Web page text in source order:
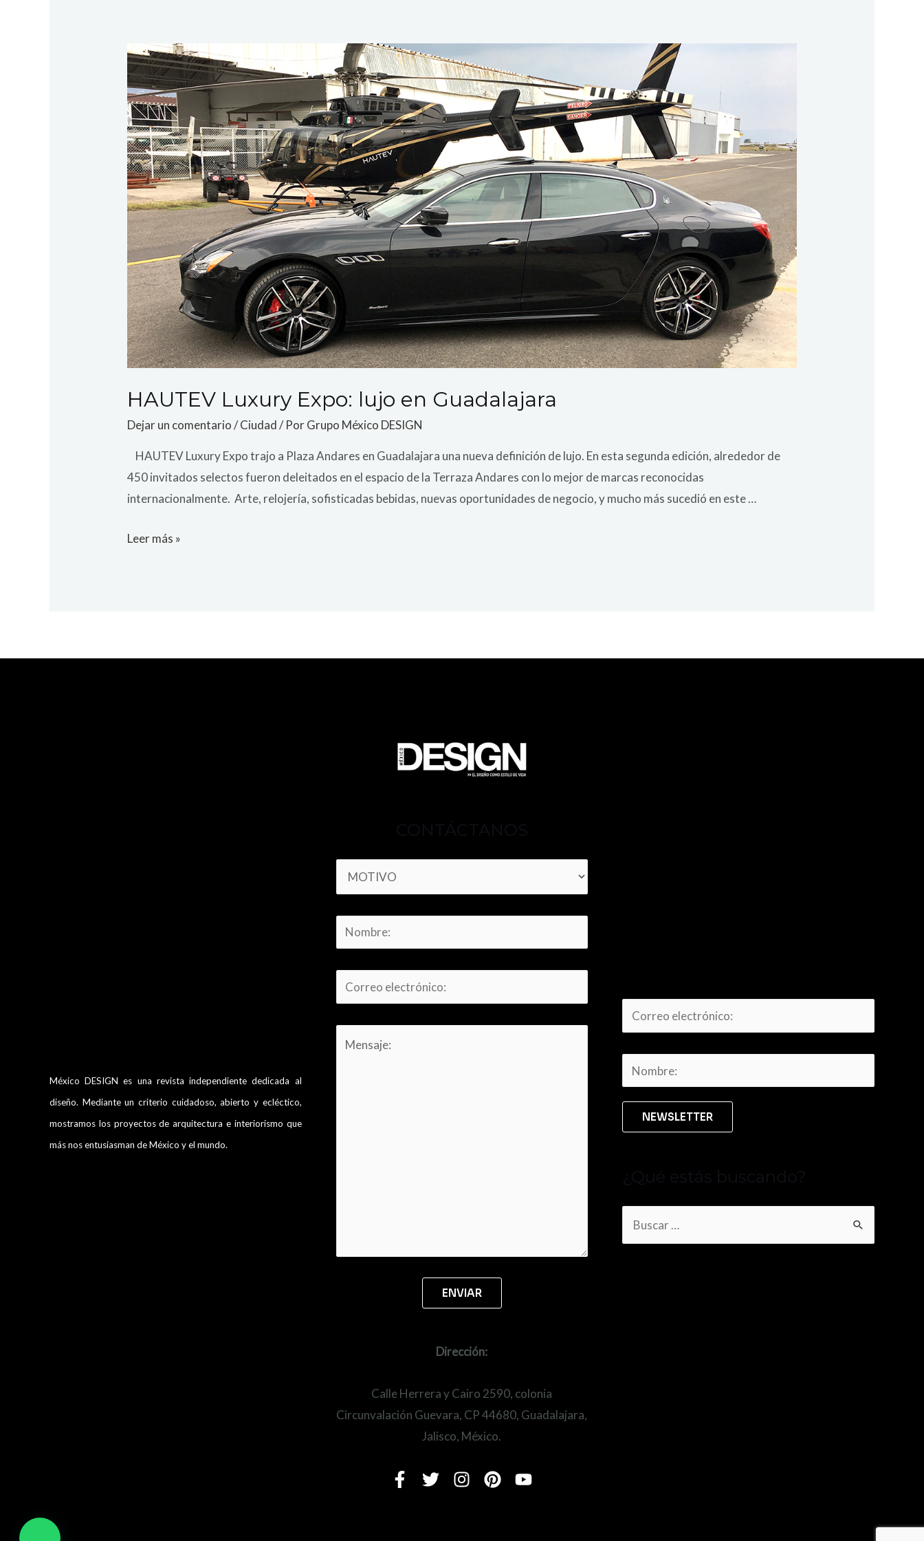
HAUTEV Luxury Expo: lujo en Guadalajara
Dejar un comentario /Ciudad/ PorGrupo México DESIGN
HAUTEV Luxury Expo trajo a Plaza Andares en Guadalajara una nueva definición de lujo. En esta segunda edición, alrededor de
450 invitados selectos fueron deleitados en el espacio de la Terraza Andares con lo mejor de marcas reconocidas
internacionalmente. Arte, relojería, sofisticadas bebidas, nuevas oportunidades de negocio, y mucho más sucedió en este …
Leer más »
México DESIGN es una revista independiente dedicada al
diseño. Mediante un criterio cuidadoso, abierto y ecléctico,
mostramos los proyectos de arquitectura e interiorismo que
más nos entusiasman de México y el mundo.
CONTÁCTANOS
Dirección:
Calle Herrera y Cairo 2590, colonia
Circunvalación Guevara, CP 44680, Guadalajara,
Jalisco, México.
¿Qué estás buscando?